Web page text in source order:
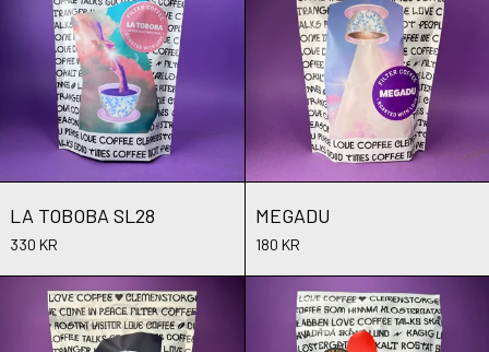
LA TOBOBA SL28
330 KR
MEGADU
180 KR
MEGADU ESPRESSO SKÅNE